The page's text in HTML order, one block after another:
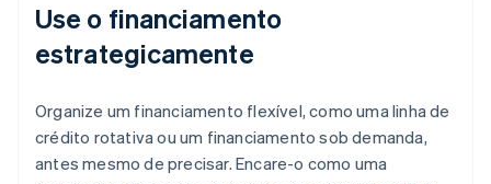
Use o financiamento
estrategicamente
Organize um financiamento flexível, como uma linha de
crédito rotativa ou um financiamento sob demanda,
antes mesmo de precisar. Encare-o como uma